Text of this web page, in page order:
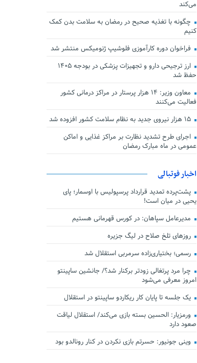
می‌کند
چگونه با تغذیه صحیح در رمضان به سلامت بدن کمک
کنیم
فراخوان دوره کارآموزی فلوشیپ ژنومیکس منتشر شد
ارز ترجیحی دارو و تجهیزات پزشکی در بودجه ۱۴۰۵
حفظ شد
معاون وزیر: ۱۴ هزار پرستار در مراکز درمانی کشور
فعالیت می‌کنند
۱۵ هزار نیروی جدید به نظام سلامت کشور افزوده شد
اجرای طرح تشدید نظارت بر مراکز غذایی و اماکن
عمومی در ماه مبارک رمضان
اخبار فوتبالی
پشت‌پرده تمدید قرارداد پرسپولیس با اوسمار؛ پای
یحیی در میان است!
مدیرعامل سپاهان: در کورس قهرمانی هستیم
روزهای تلخ صلاح در لیگ جزیره
رسمی؛ بختیاری‌زاده سرمربی استقلال شد
چرا مرد پرتغالی زودتر برکنار شد؟/ جانشین ساپینتو
امروز معرفی می‌شود
یک جلسه تا پایان کار ریکاردو ساپینتو در استقلال
ورمزیار: الحسین بسته بازی می‌کند/ استقلال لیاقت
صعود دارد
وینی جونیور: حسرتم بازی نکردن در کنار رونالدو بود